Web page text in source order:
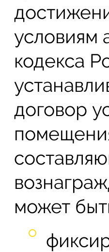
условиям
кодекса
договор
может